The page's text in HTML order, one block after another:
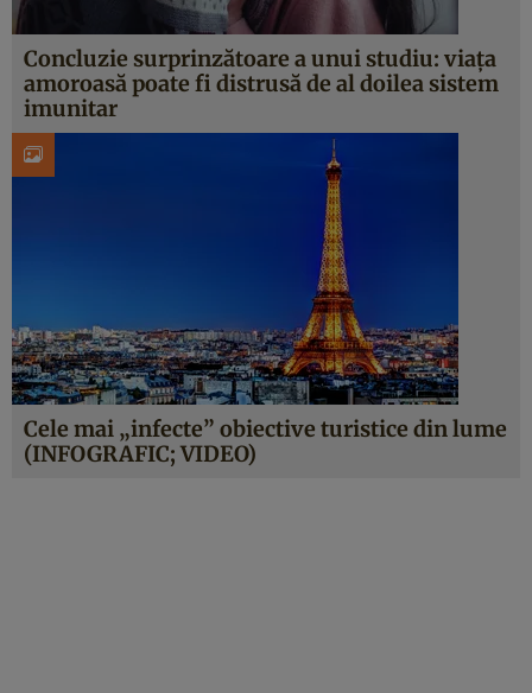
Concluzie surprinzătoare a unui studiu: viaţa
amoroasă poate fi distrusă de al doilea sistem
imunitar
Cele mai „infecte” obiective turistice din lume
(INFOGRAFIC; VIDEO)